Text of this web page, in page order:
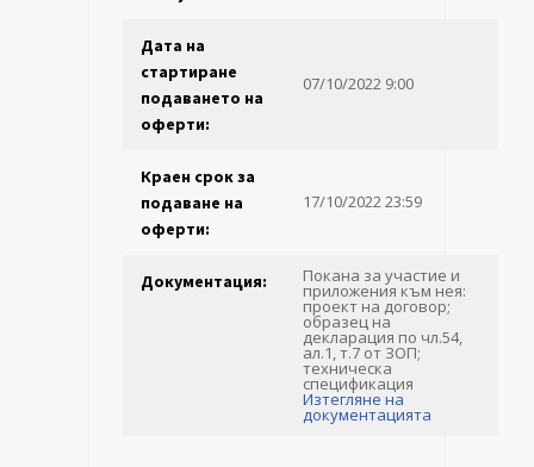
Дата на
стартиране
подаването на
оферти:
07/10/2022 9:00
Краен срок за
подаване на
оферти:
17/10/2022 23:59
Документация: Покана за участие и
приложения към нея:
проект на договор;
образец на
декларация по чл.54,
ал.1, т.7 от ЗОП;
техническа
спецификация
Изтегляне на
документацията